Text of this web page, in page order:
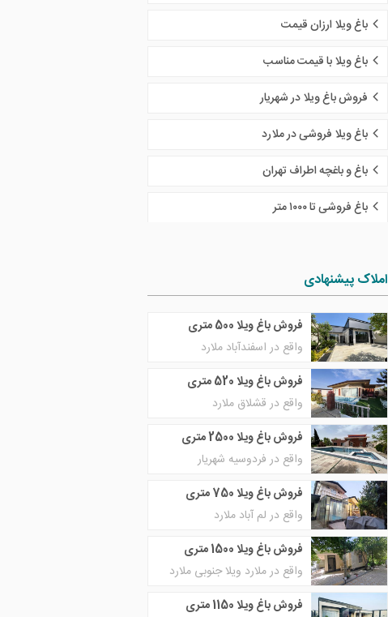
باغ ویلا ارزان قیمت
باغ ویلا با قیمت مناسب
فروش باغ ویلا در شهریار
باغ ویلا فروشی در ملارد
باغ و باغچه اطراف تهران
باغ فروشی تا ١٠٠٠ متر
املاک پیشنهادی
فروش باغ ویلا 500 متری
واقع در اسفندآباد ملارد
فروش باغ ویلا 520 متری
واقع در قشلاق ملارد
فروش باغ ویلا 2500 متری
واقع در فردوسیه شهریار
فروش باغ ویلا 750 متری
واقع در لم آباد ملارد
فروش باغ ویلا 1500 متری
واقع در ملارد ویلا جنوبی ملارد
فروش باغ ویلا 1150 متری